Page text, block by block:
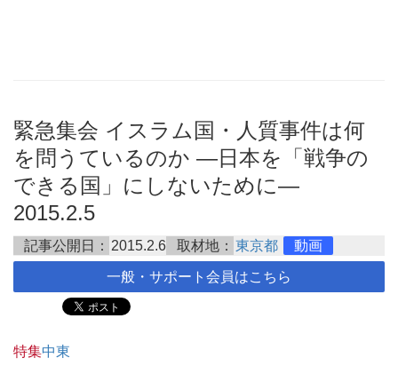
緊急集会 イスラム国・人質事件は何
を問うているのか ―日本を「戦争の
できる国」にしないために―
2015.2.5
記事公開日： 2015.2.6 取材地： 東京都 動画
一般・サポート会員はこちら
特集中東